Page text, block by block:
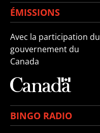
ÉMISSIONS
Avec la participation du
gouvernement du
Canada
BINGO RADIO